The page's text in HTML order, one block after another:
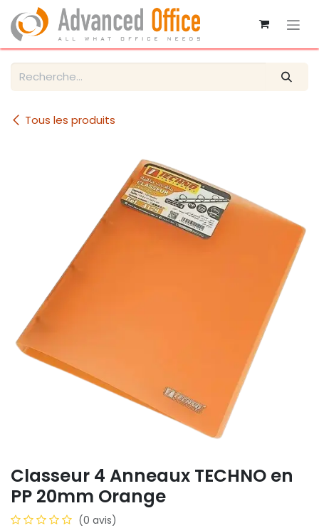
Se rendre au contenu
Tous les produits
Classeur 4 Anneaux TECHNO en
PP 20mm Orange
(0 avis)